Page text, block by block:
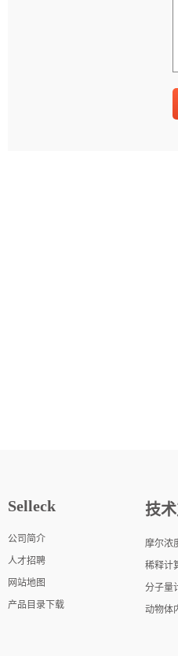
Selleck
公司简介
人才招聘
网站地图
产品目录下载
技
摩尔浓
稀释计
分子量
动物体